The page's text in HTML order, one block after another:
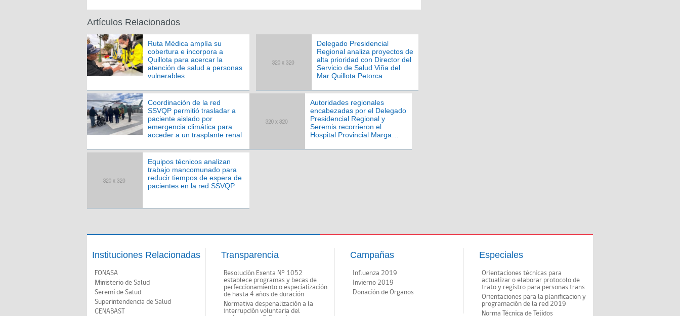
Artículos Relacionados
Ruta Médica amplía su
cobertura e incorpora a
Quillota para acercar la
atención de salud a personas
vulnerables
Delegado Presidencial
Regional analiza proyectos de
alta prioridad con Director del
Servicio de Salud Viña del
Mar Quillota Petorca
Coordinación de la red
SSVQP permitió trasladar a
paciente aislado por
emergencia climática para
acceder a un trasplante renal
Autoridades regionales
encabezadas por el Delegado
Presidencial Regional y
Seremis recorrieron el
Hospital Provincial Marga
de su apertura a mediano
Equipos técnicos analizan
trabajo mancomunado para
reducir tiempos de espera de
pacientes en la red SSVQP
Instituciones Relacionadas
FONASA
Ministerio de Salud
Seremi de Salud
Superintendencia de Salud
CENABAST
Transparencia
Resolución Exenta Nº 1052
establece programas y becas de
perfeccionamiento o especialización
de hasta 4 años de duración
Normativa despenalización a la
interrupción voluntaria del
Campañas
Influenza 2019
Invierno 2019
Donación de Órganos
Especiales
Orientaciones técnicas para
actualizar o elaborar protocolo de
trato y registro para personas trans
Orientaciones para la planificacion y
programación de la red 2019
Norma Técnica de Tejidos